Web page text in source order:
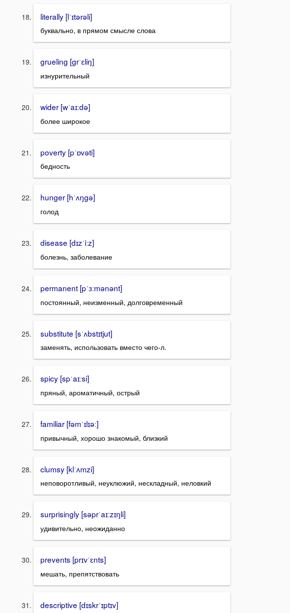
literally [lˈɪtərəli]
буквально, в прямом смысле слова
grueling [grˈɛliŋ]
изнурительный
wider [wˈaɪːdə]
более широкое
poverty [pˈɒvəti]
бедность
hunger [hˈʌŋgə]
голод
disease [dɪzˈiːz]
болезнь, заболевание
permanent [pˈɜːmənənt]
постоянный, неизменный, долговременный
substitute [sˈʌbstɪtjut]
заменять, использовать вместо чего-л.
spicy [spˈaɪːsi]
пряный, ароматичный, острый
familiar [fəmˈɪlɪəː]
привычный, хорошо знакомый, близкий
clumsy [klˈʌmzi]
неповоротливый, неуклюжий, нескладный, неловкий
surprisingly [səprˈaɪːzɪŋli]
удивительно, неожиданно
prevents [prɪvˈɛnts]
мешать, препятствовать
descriptive [dɪskrˈɪptɪv]